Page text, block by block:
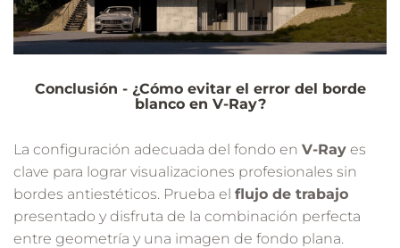
Conclusión - ¿Cómo evitar el error del borde
blanco en V-Ray?
La configuración adecuada del fondo en V-Ray es
clave para lograr visualizaciones profesionales sin
bordes antiestéticos. Prueba el flujo de trabajo
presentado y disfruta de la combinación perfecta
entre geometría y una imagen de fondo plana.